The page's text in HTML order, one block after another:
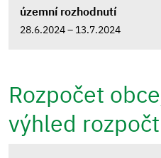
územní rozhodnutí
28.6.2024 – 13.7.2024
Rozpočet
výhled